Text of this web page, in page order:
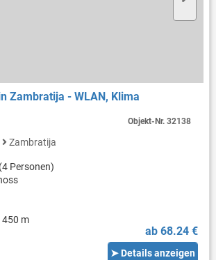
Zambratija - WLAN, Klima
Zambratija
Personen)
m
ab 68.24 €
➤ Details anzeigen
Objekt-Nr.32138